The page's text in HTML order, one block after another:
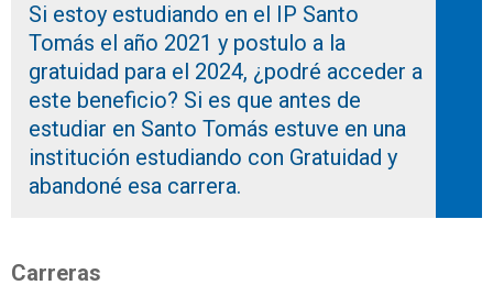
Si estoy estudiando en el IP Santo
Tomás el año 2021 y postulo a la
gratuidad para el 2024, ¿podré acceder a
este beneficio? Si es que antes de
estudiar en Santo Tomás estuve en una
institución estudiando con Gratuidad y
abandoné esa carrera.
Carreras